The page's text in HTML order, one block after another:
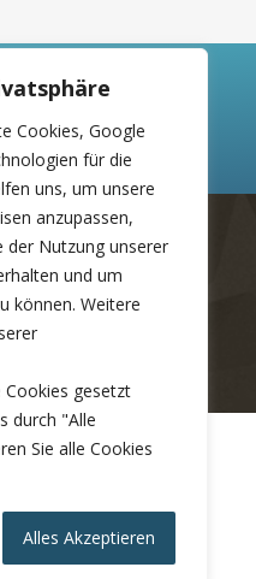
Cookies, Google
für die
uns, um unsere
anzupassen,
der Nutzung unserer
und um
können. Weitere
Cookies gesetzt
durch "Alle
Sie alle Cookies
Alles Akzeptieren
Builds Kontakt